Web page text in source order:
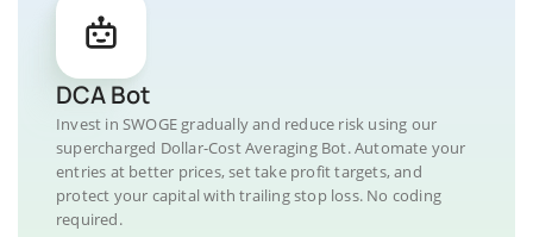
DCA Bot
Invest in SWOGE gradually and reduce risk using our
supercharged Dollar-Cost Averaging Bot. Automate your
entries at better prices, set take profit targets, and
protect your capital with trailing stop loss. No coding
required.